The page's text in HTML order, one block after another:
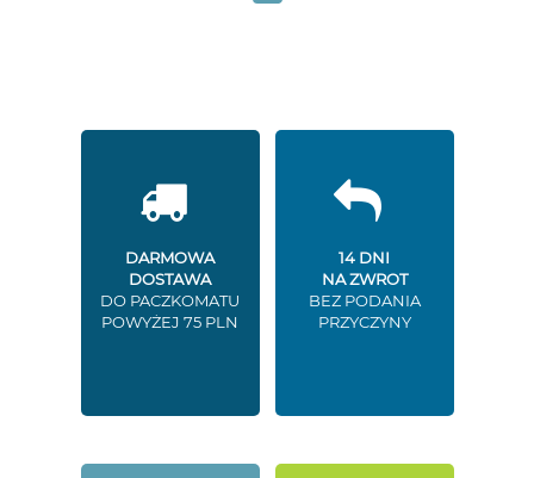
DARMOWA
DOSTAWA
DO PACZKOMATU
POWYŻEJ 75 PLN
14 DNI
NA ZWROT
BEZ PODANIA
PRZYCZYNY